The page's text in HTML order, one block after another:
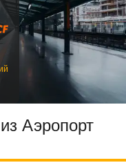
Аэропорт